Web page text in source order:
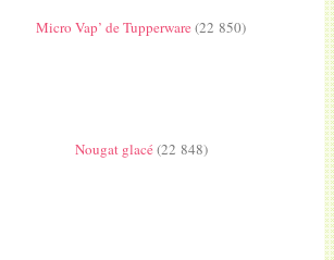
Micro Vap’ de Tupperware(22 850)
Nougat glacé(22 848)